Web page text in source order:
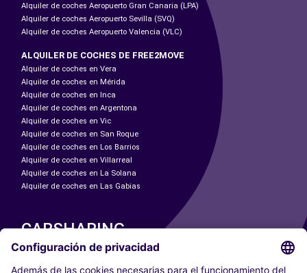
Alquiler de coches Aeropuerto Gran Canaria (LPA)
Alquiler de coches Aeropuerto Sevilla (SVQ)
Alquiler de coches Aeropuerto Valencia (VLC)
ALQUILER DE COCHES DE FREE2MOVE
Alquiler de coches en Vera
Alquiler de coches en Mérida
Alquiler de coches en Inca
Alquiler de coches en Argentona
Alquiler de coches en Vic
Alquiler de coches en San Roque
Alquiler de coches en Los Barrios
Alquiler de coches en Villarreal
Alquiler de coches en La Solana
Alquiler de coches en Las Gabias
CARSHARING
NUESTRAS CIUDADES
Paris